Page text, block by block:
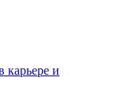
карьере и